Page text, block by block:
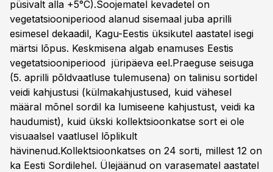
püsivalt alla +5°C).Soojematel kevadetel on
vegetatsiooniperiood alanud sisemaal juba aprilli
esimesel dekaadil, Kagu-Eestis üksikutel aastatel isegi
märtsi lõpus. Keskmisena algab enamuses Eestis
vegetatsiooniperiood jüripäeva eel.Praeguse seisuga
(5. aprilli põldvaatluse tulemusena) on talinisu sortidel
veidi kahjustusi (külmakahjustused, kuid vähesel
määral mõnel sordil ka lumiseene kahjustust, veidi ka
haudumist), kuid ükski kollektsioonkatse sort ei ole
visuaalsel vaatlusel lõplikult
hävinenud.Kollektsioonkatses on 24 sorti, millest 12 on
ka Eesti Sordilehel. Ülejäänud on varasematel aastatel